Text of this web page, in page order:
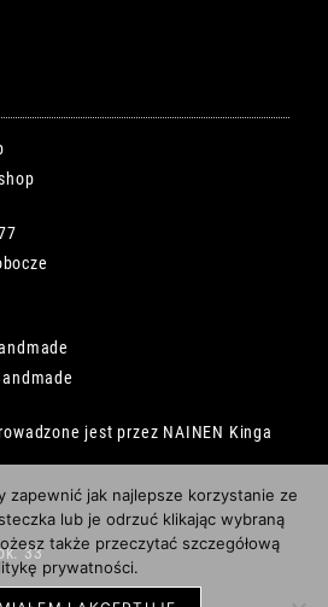
jest przez NAINEN Kinga
33
zapewnić jak najlepsze korzystanie ze
lub je odrzuć klikając wybraną
także przeczytać szczegółową
prywatności.